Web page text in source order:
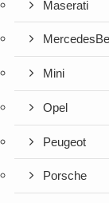
Maserati
Mini
Opel
Peugeot
Porsche